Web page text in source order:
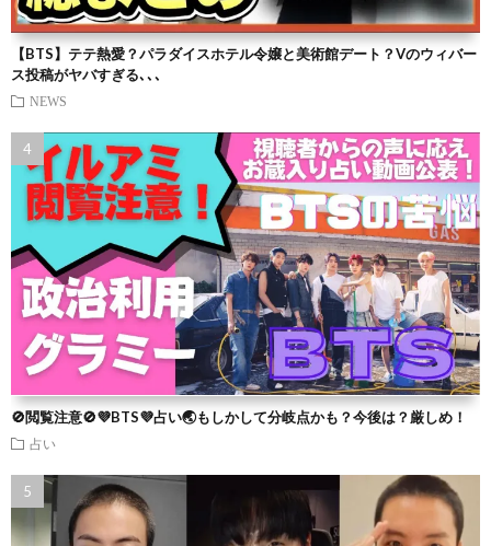
【BTS】テテ熱愛？パラダイスホテル令嬢と美術館デート？Vのウィバー
ス投稿がヤバすぎる､､､
NEWS
🚫閲覧注意🚫💜BTS💜占い🌏もしかして分岐点かも？今後は？厳しめ！
占い